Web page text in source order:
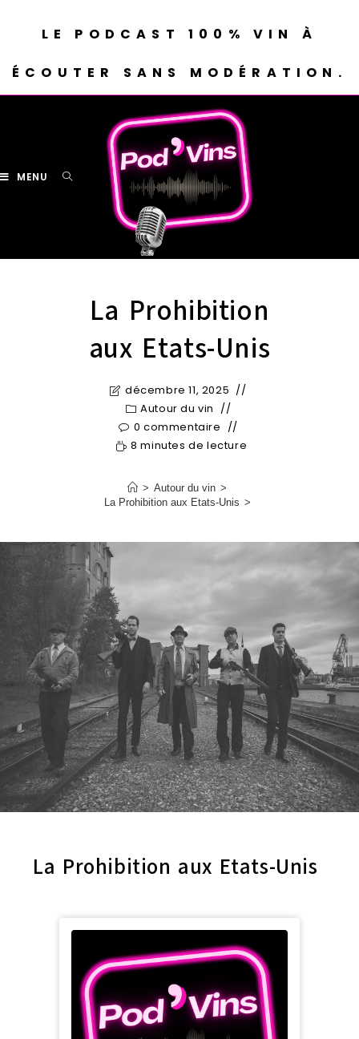
LE PODCAST 100% VIN À
ÉCOUTER SANS MODÉRATION.
MENU
La Prohibition
aux Etats-Unis
décembre 11, 2025
Autour du vin
0 commentaire
8 minutes de lecture
> Autour du vin >
La Prohibition aux Etats-Unis >
La Prohibition aux Etats-Unis